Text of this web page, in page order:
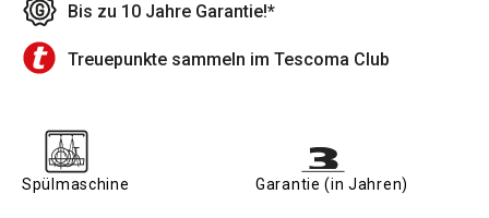
Bis zu 10 Jahre Garantie!*
Treuepunkte sammeln im Tescoma Club
Spülmaschine Garantie (in Jahren)